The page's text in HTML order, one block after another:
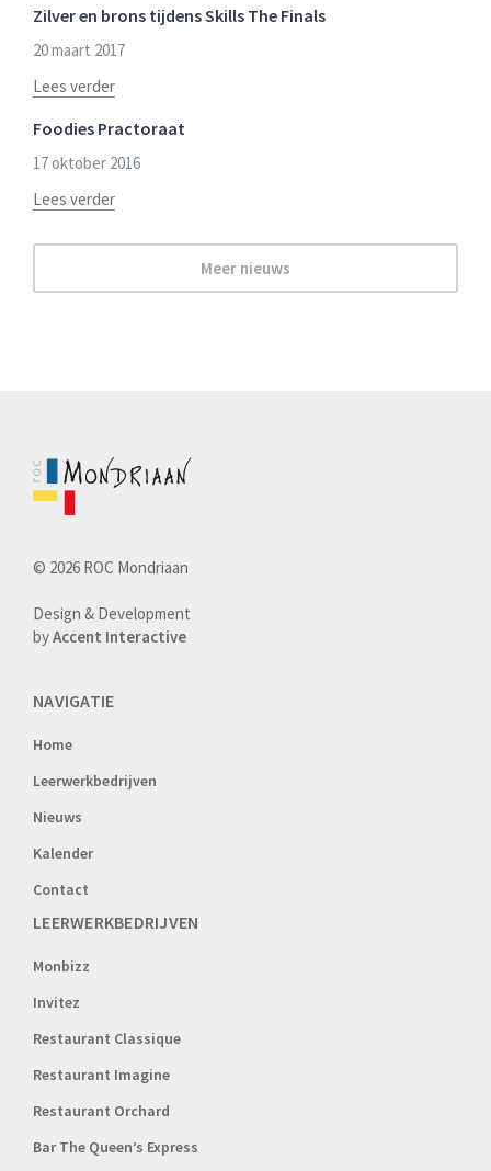
Zilver en brons tijdens Skills The Finals
20 maart 2017
Lees verder
Foodies Practoraat
17 oktober 2016
Lees verder
Meer nieuws
© 2026 ROC Mondriaan
Design & Development
byAccent Interactive
NAVIGATIE
Home
Leerwerkbedrijven
Nieuws
Kalender
Contact
LEERWERKBEDRIJVEN
Monbizz
Invitez
Restaurant Classique
Restaurant Imagine
Restaurant Orchard
Bar The Queen’s Express